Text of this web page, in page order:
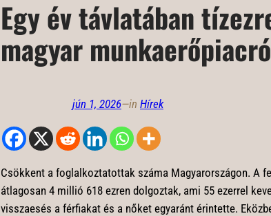
Egy év távlatában
magyar
jún 1, 2026—in Hírek
Csökkent a foglalkoztatottak száma Magyarországon. A
átlagosan 4 millió 618 ezren dolgoztak, ami 55 ezerrel
visszaesés a férfiakat és a nőket egyaránt érintette.